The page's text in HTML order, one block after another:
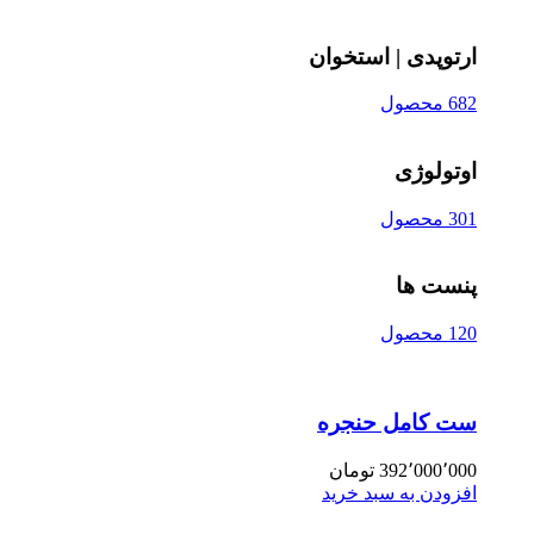
ارتوپدی | استخوان
682 محصول
اوتولوژی
301 محصول
پنست ها
120 محصول
ست کامل حنجره
392٬000٬000 تومان
افزودن به سبد خرید